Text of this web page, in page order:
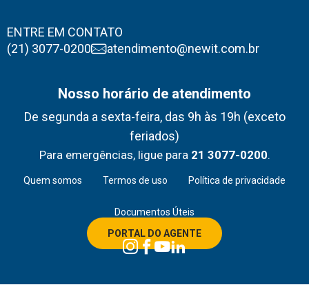
ENTRE EM CONTATO
(21) 3077-0200
atendimento@newit.com.br
Nosso horário de atendimento
De segunda a sexta-feira, das 9h às 19h (exceto
feriados)
Para emergências, ligue para 21 3077-0200.
Quem somos Termos de uso Política de privacidade
Documentos Úteis
PORTAL DO AGENTE